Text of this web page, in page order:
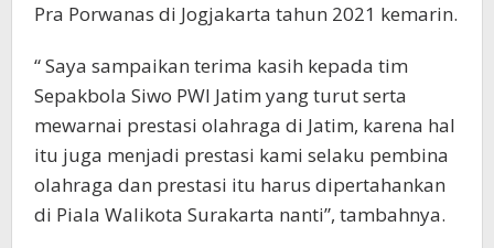
Pra Porwanas di Jogjakarta tahun 2021 kemarin.
“ Saya sampaikan terima kasih kepada tim
Sepakbola Siwo PWI Jatim yang turut serta
mewarnai prestasi olahraga di Jatim, karena hal
itu juga menjadi prestasi kami selaku pembina
olahraga dan prestasi itu harus dipertahankan
di Piala Walikota Surakarta nanti”, tambahnya.